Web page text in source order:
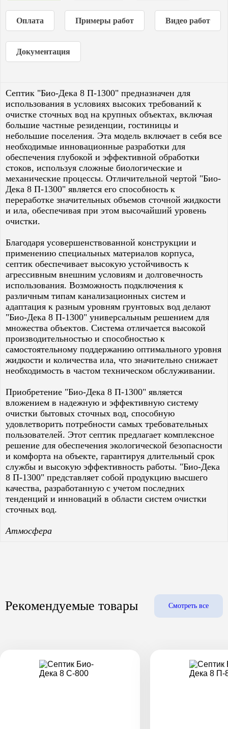
Оплата Примеры работ Видео работ
Документация
Септик "Био-Дека 8 П-1300" предназначен для
использования в условиях высоких требований к
очистке сточных вод на крупных объектах, включая
большие частные резиденции, гостиницы и
небольшие поселения. Эта модель включает в себя все
необходимые инновационные разработки для
обеспечения глубокой и эффективной обработки
стоков, используя сложные биологические и
механические процессы. Отличительной чертой "Био-
Дека 8 П-1300" является его способность к
переработке значительных объемов сточной жидкости
и ила, обеспечивая при этом высочайший уровень
очистки.
Благодаря усовершенствованной конструкции и
применению специальных материалов корпуса,
септик обеспечивает высокую устойчивость к
агрессивным внешним условиям и долговечность
использования. Возможность подключения к
различным типам канализационных систем и
адаптация к разным уровням грунтовых вод делают
"Био-Дека 8 П-1300" универсальным решением для
множества объектов. Система отличается высокой
производительностью и способностью к
самостоятельному поддержанию оптимального уровня
жидкости и количества ила, что значительно снижает
необходимость в частом техническом обслуживании.
Приобретение "Био-Дека 8 П-1300" является
вложением в надежную и эффективную систему
очистки бытовых сточных вод, способную
удовлетворить потребности самых требовательных
пользователей. Этот септик предлагает комплексное
решение для обеспечения экологической безопасности
и комфорта на объекте, гарантируя длительный срок
службы и высокую эффективность работы. "Био-Дека
8 П-1300" представляет собой продукцию высшего
качества, разработанную с учетом последних
тенденций и инноваций в области систем очистки
сточных вод.
Атмосфера
Рекомендуемые товары Смотреть все